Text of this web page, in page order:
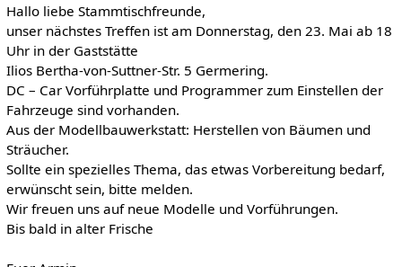
Hallo liebe Stammtischfreunde,
unser nächstes Treffen ist am Donnerstag, den 23. Mai ab 18
Uhr in der Gaststätte
Ilios Bertha-von-Suttner-Str. 5 Germering.
DC – Car Vorführplatte und Programmer zum Einstellen der
Fahrzeuge sind vorhanden.
Aus der Modellbauwerkstatt: Herstellen von Bäumen und
Sträucher.
Sollte ein spezielles Thema, das etwas Vorbereitung bedarf,
erwünscht sein, bitte melden.
Wir freuen uns auf neue Modelle und Vorführungen.
Bis bald in alter Frische